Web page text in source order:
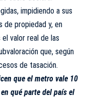
impidiendo a sus
propiedad y, en
valor real de las
que, según
de tasación.
que el metro vale 10
qué parte del país el